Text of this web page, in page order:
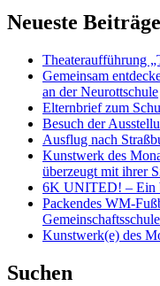
Neueste Beiträge
Theateraufführung
Gemeinsam
an der Neurottschule
Elternbrief zum
Besuch der
Ausflug nach
Kunstwerk des
überzeugt mit ihrer
6K UNITED! – Ein
Packendes WM-
Gemeinschaftsschule
Kunstwerk(e) des
Suchen